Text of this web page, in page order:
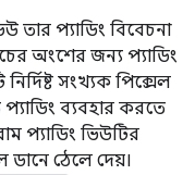
তার প্যাডিং বিবেচনা
অংশের জন্য প্যাডিং
সংখ্যক পিক্সেল
প্যাডিং ব্যবহার করতে
প্যাডিং ভিউটির
ডানে ঠেলে দেয়।